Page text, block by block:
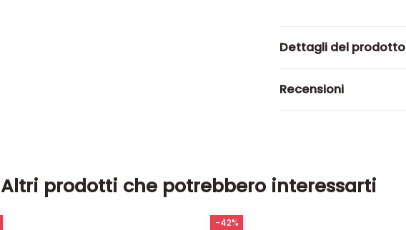
Dettagli del prodotto
Recensioni
Altri prodotti che potrebbero interessarti
-42%